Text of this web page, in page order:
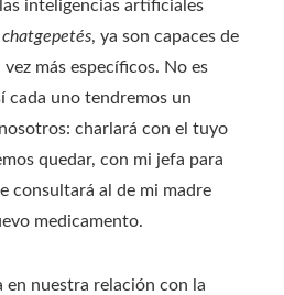
inteligencias artificiales
chatgepetés, ya son capaces de
más específicos. No es
cada uno tendremos un
charlará con el tuyo
quedar, con mi jefa para
consultará al de mi madre
medicamento.
en nuestra relación con la